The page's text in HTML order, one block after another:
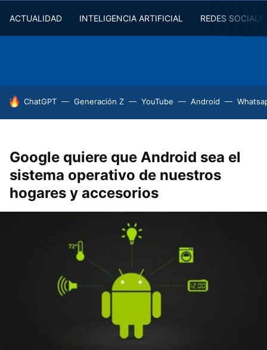
ACTUALIDAD INTELIGENCIA ARTIFICIAL REDES
HOY SE HABLA DE
ChatGPT Generación Z YouTube Android
Google quiere que Android sea el
sistema operativo de nuestros
hogares y accesorios